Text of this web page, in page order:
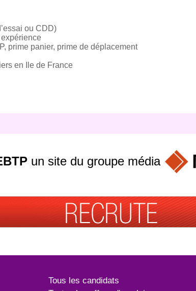
ou CDD)
prime panier, prime de déplacement
en Ile de France
un site du groupe média
Tous les candidats